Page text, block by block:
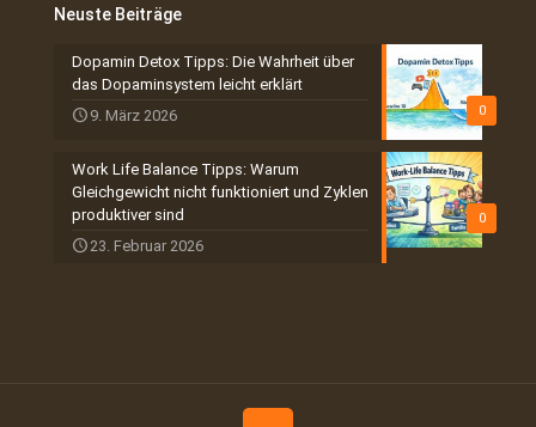
Neuste Beiträge
0
Dopamin Detox Tipps: Die Wahrheit über
das Dopaminsystem leicht erklärt
9. März 2026
0
Work Life Balance Tipps: Warum
Gleichgewicht nicht funktioniert und Zyklen
produktiver sind
23. Februar 2026